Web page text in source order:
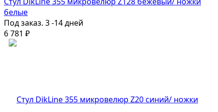
белые
Под заказ. 3 -14 дней
6 781 ₽